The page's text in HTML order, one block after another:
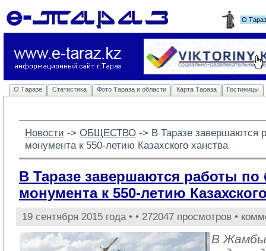
О
О Таразе Статистика Фото Тараза и области Карта Тараза Гостиницы
Новости -> ОБЩЕСТВО -> В Таразе завершаются
монумента к 550-летию Казахского ханства
В Таразе завершаются работы по
монумента к 550-летию
19 сентября 2015 года • • 272047 просмотров •
В